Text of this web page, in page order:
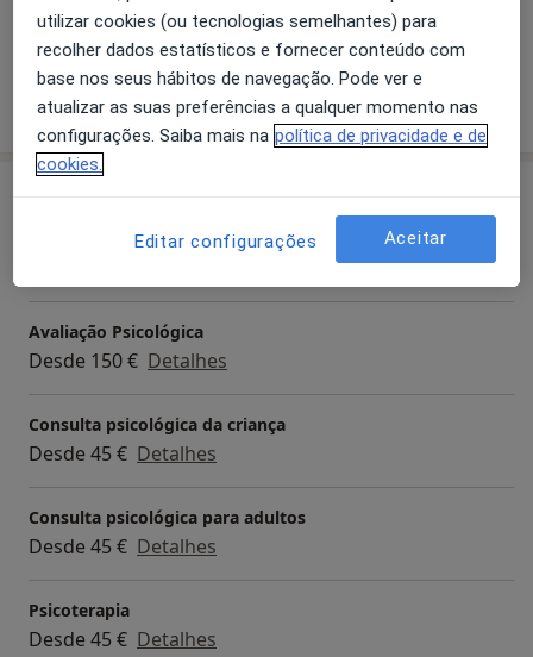
Crianças
Mostrar mais detalhes
sobre a experiência
Primeira consulta Psicologia
Avaliação Psicológica
Desde 150 € Detalhes
Consulta psicológica da criança
Desde 45 € Detalhes
Consulta psicológica para adultos
Desde 45 € Detalhes
Psicoterapia
Desde 45 € Detalhes
utilizar cookies (ou tecnologias semelhantes) para
recolher dados estatísticos e fornecer conteúdo com
base nos seus hábitos de navegação. Pode ver e
atualizar as suas preferências a qualquer momento nas
configurações. Saiba mais na política de privacidade e de
cookies.
Editar configurações Aceitar